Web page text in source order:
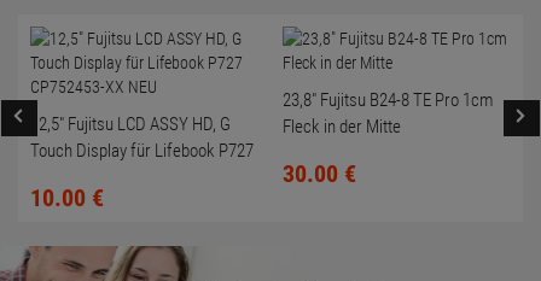
12,5" Fujitsu LCD ASSY HD, G
Touch Display für Lifebook P727
10.00 €
23,8" Fujitsu B24-8 TE Pro 1cm
Fleck in der Mitte
30.00 €